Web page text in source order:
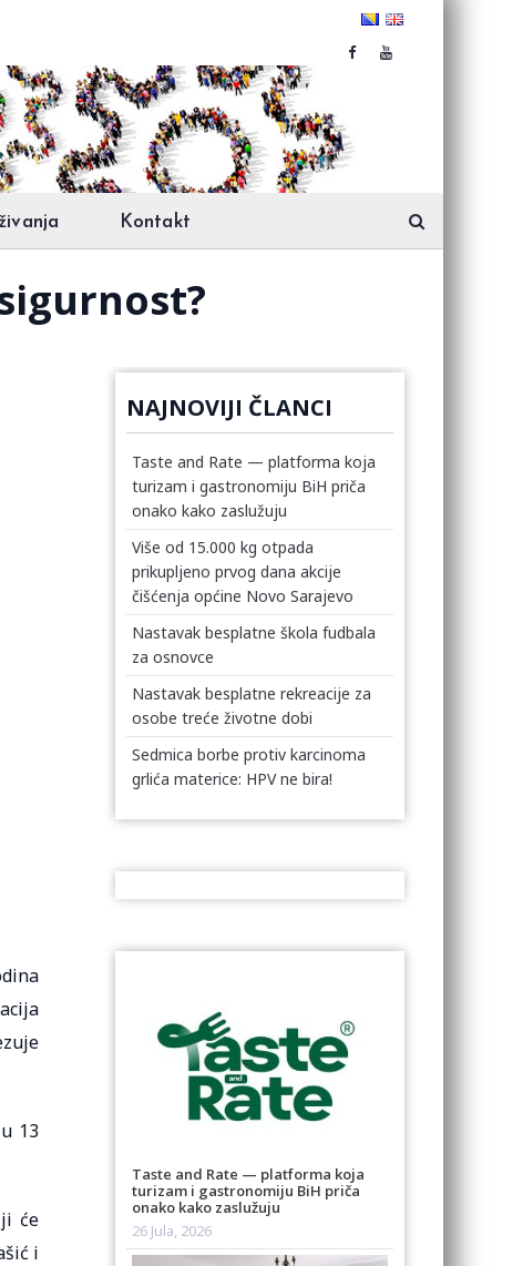
Kontakt
13
će
i
NAJNOVIJI ČLANCI
Taste and Rate — platforma koja
turizam i gastronomiju BiH priča
onako kako zaslužuju
Više od 15.000 kg otpada
prikupljeno prvog dana akcije
čišćenja općine Novo Sarajevo
Nastavak besplatne škola fudbala
za osnovce
Nastavak besplatne rekreacije za
osobe treće životne dobi
Sedmica borbe protiv karcinoma
grlića materice: HPV ne bira!
Taste and Rate — platforma koja
turizam i gastronomiju BiH priča
onako kako zaslužuju
26 Jula, 2026